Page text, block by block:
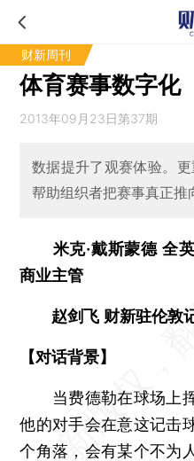
财新周刊
体育赛事数字化
2013年09月23日第37期
数据提升了观赛体验。
帮助组织者把赛事真正推
米克·戴斯蒙德 全
商业主管
赵剑飞 财新驻伦敦
【对话背景】
当费德勒在球场上挥
他的对手会在意这记击
个角落，会有某个不为